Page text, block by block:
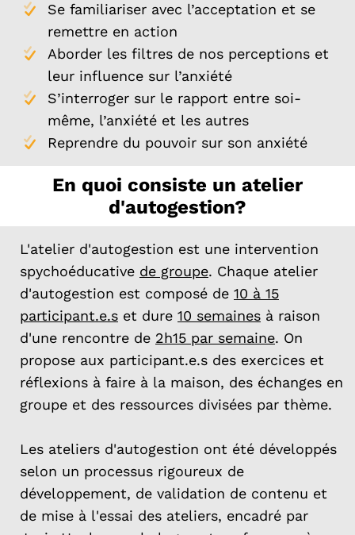
Se familiariser avec l’acceptation et se
remettre en action
Aborder les filtres de nos perceptions et
leur influence sur l’anxiété
S’interroger sur le rapport entre soi-
même, l’anxiété et les autres
Reprendre du pouvoir sur son anxiété
En quoi consiste un atelier
d'autogestion?
L'atelier d'autogestion est une intervention
spychoéducative de groupe. Chaque atelier
d'autogestion est composé de 10 à 15
participant.e.s et dure 10 semaines à raison
d'une rencontre de 2h15 par semaine. On
propose aux participant.e.s des exercices et
réflexions à faire à la maison, des échanges en
groupe et des ressources divisées par thème.
Les ateliers d'autogestion ont été développés
selon un processus rigoureux de
développement, de validation de contenu et
de mise à l'essai des ateliers, encadré par